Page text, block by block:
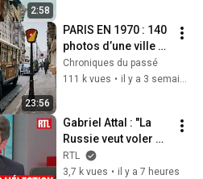
2:58
23:56
PARIS EN 1970 : 140
photos d’une ville
disparue
Chroniques du passé
111 k vues • il y a 3 semaines
Gabriel Attal : "La
Russie veut voler
l'élection
présidentielle aux
RTL
3,7 k vues • il y a 7 heures